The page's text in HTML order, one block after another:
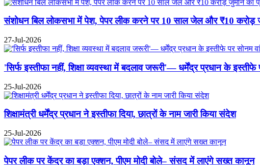
संशोधन बिल लोकसभा में पेश, पेपर लीक करने पर 10 साल जेल और ₹10 करोड़
27-Jul-2026
'सिर्फ इस्तीफा नहीं, शिक्षा व्यवस्था में बदलाव जरूरी'— धर्मेंद्र प्रधान के
25-Jul-2026
शिक्षामंत्री धर्मेंद्र प्रधान ने इस्तीफा दिया, छात्रों के नाम जारी किया संदेश
25-Jul-2026
पेपर लीक पर केंद्र का बड़ा एक्शन, पीएम मोदी बोले– संसद में लाएंगे सख्त कानून